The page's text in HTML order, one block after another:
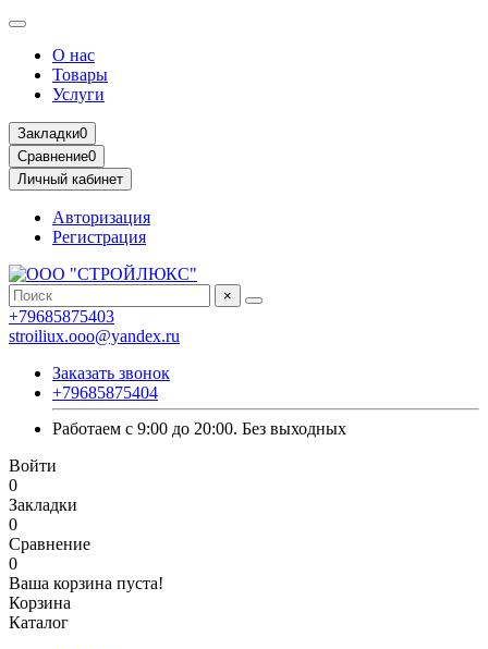
О нас
Товары
Услуги
Закладки0
Сравнение0
Личный кабинет
Авторизация
Регистрация
×
+79685875403
stroiliux.ooo@yandex.ru
Заказать звонок
+79685875404
Работаем с 9:00 до 20:00. Без выходных
Войти
0
Закладки
0
Сравнение
0
Ваша корзина пуста!
Корзина
Каталог